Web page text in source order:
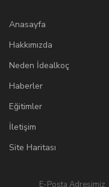
Anasayfa
Hakkımızda
Neden İdealkoç
Haberler
Eğitimler
İletişim
Site Haritası